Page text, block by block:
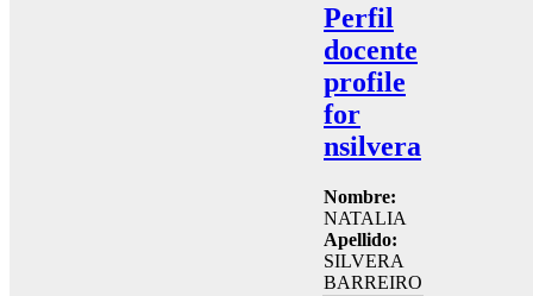
Perfil
docente
profile
for
nsilvera
Nombre:
NATALIA
Apellido:
SILVERA
BARREIRO